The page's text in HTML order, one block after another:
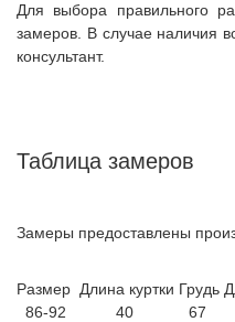
Для выбора правильного
замеров. В случае наличия
консультант.
Таблица замеров
Замеры предоставлены
Размер Длина куртки Грудь
86-92
40 67